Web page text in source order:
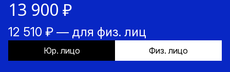
13 900 ₽
12 510 ₽ — для физ. лиц
Юр. лицо Физ. лицо